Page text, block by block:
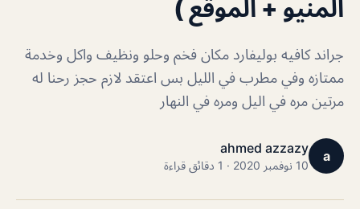
المنيو + الموقع )
جراند كافيه بوليفارد مكان فخم وحلو ونظيف واكل وخدمة
ممتازه وفي مطرب في الليل بس اعتقد لازم حجز رحنا له
مرتين مره في اليل ومره في النهار
a
ahmed azzazy
10 نوفمبر 2020 · 1 دقائق قراءة